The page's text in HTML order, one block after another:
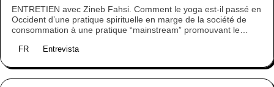
ENTRETIEN avec Zineb Fahsi. Comment le yoga est-il passé en
Occident d’une pratique spirituelle en marge de la société de
consommation à une pratique “mainstream” promouvant le
Fahsi apporte des réponses dans son ouvrage Le yoga, nouvel
interrogée pour comprendre comment cette pratique, sous son
état moderne, est devenue un outil au service de la logique
FR Entrevista